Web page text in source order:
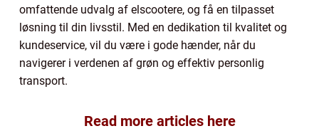
omfattende udvalg af elscootere, og få en tilpasset
løsning til din livsstil. Med en dedikation til kvalitet og
kundeservice, vil du være i gode hænder, når du
navigerer i verdenen af grøn og effektiv personlig
transport.
Read more articles here